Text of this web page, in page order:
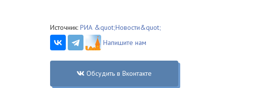
Источник: РИА &quot;Новости&quot;
Напишите нам
Обсудить в Вконтакте